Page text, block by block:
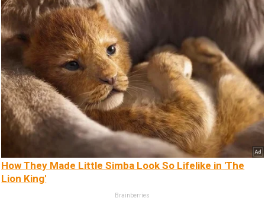
How They Made Little Simba Look So Lifelike in 'The
Lion King'
Brainberries